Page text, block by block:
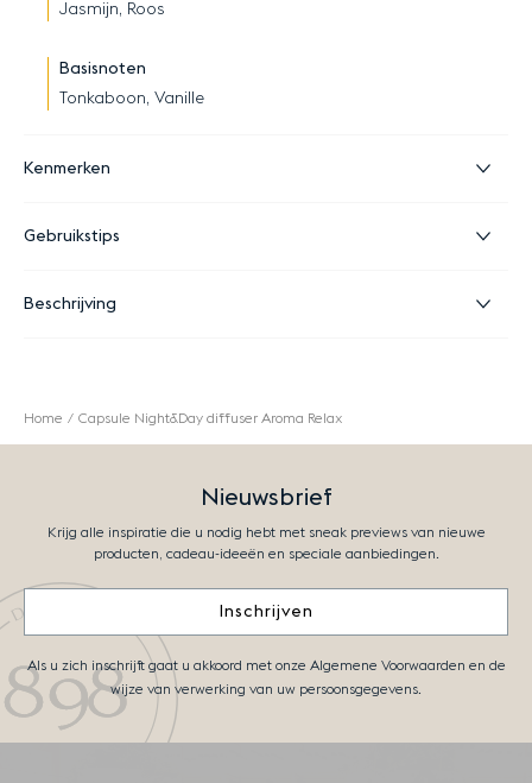
Jasmijn, Roos
Basisnoten
Tonkaboon, Vanille
Kenmerken
Gebruikstips
Beschrijving
Home Capsule Night&Day diffuser Aroma Relax
Nieuwsbrief
Krijg alle inspiratie die u nodig hebt met sneak previews van nieuwe
producten, cadeau-ideeën en speciale aanbiedingen.
Inschrijven
Als u zich inschrijft gaat u akkoord met onze Algemene Voorwaarden en de
wijze van verwerking van uw persoonsgegevens.